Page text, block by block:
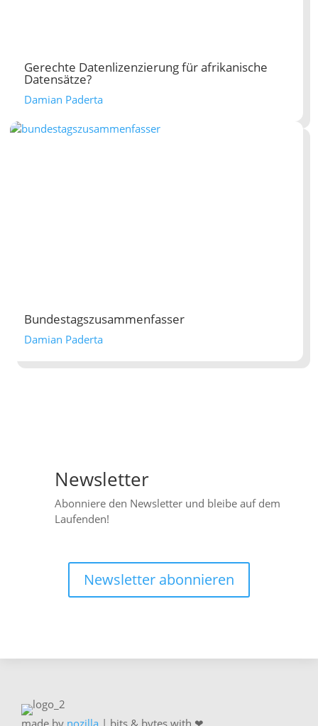
Gerechte Datenlizenzierung für afrikanische
Datensätze?
Damian Paderta
Bundestagszusammenfasser
Damian Paderta
Newsletter
Abonniere den Newsletter und bleibe auf dem
Laufenden!
Newsletter abonnieren
made by nozilla | bits & bytes with ❤